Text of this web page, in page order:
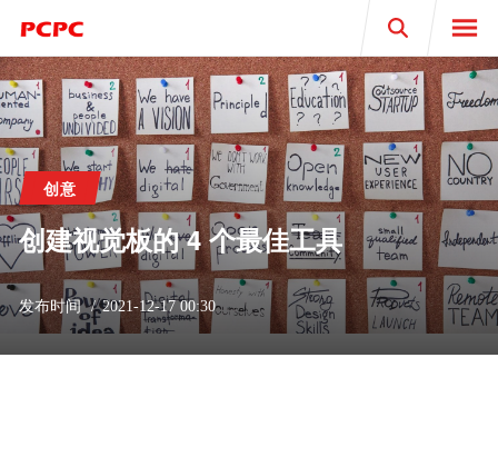
Search
创意
创建视觉板的 4 个最佳工具
发布时间 2021-12-17 00:30